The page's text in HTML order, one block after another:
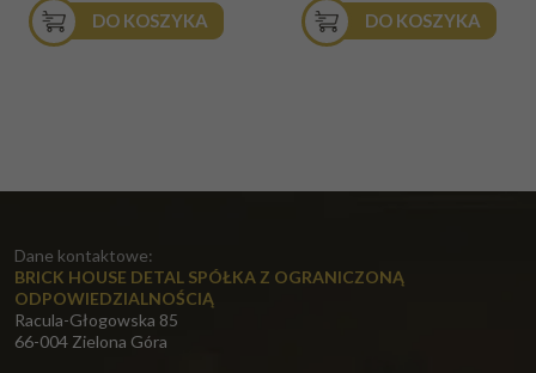
DO KOSZYKA DO KOSZYKA
Dane kontaktowe:
BRICK HOUSE DETAL SPÓŁKA Z OGRANICZONĄ
ODPOWIEDZIALNOŚCIĄ
Racula-Głogowska 85
66-004 Zielona Góra